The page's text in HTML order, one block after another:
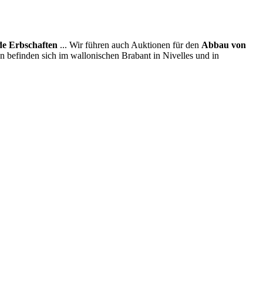
Erbschaften ... Wir führen auch Auktionen für den Abbau von
befinden sich im wallonischen Brabant in Nivelles und in